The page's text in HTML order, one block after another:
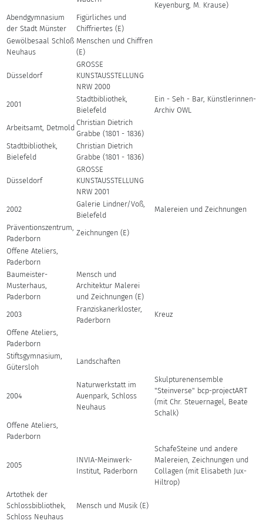
Keyenburg, M. Krause)
Abendgymnasium
der Stadt Münster
Figürliches und
Chiffriertes (E)
Gewölbesaal Schloß
Neuhaus
Menschen und Chiffren
(E)
Düsseldorf
GROSSE
KUNSTAUSSTELLUNG
NRW 2000
2001
Stadtbibliothek,
Bielefeld
Ein - Seh - Bar, Künstlerinnen-
Archiv OWL
Arbeitsamt, Detmold
Christian Dietrich
Grabbe (1801 - 1836)
Stadtbibliothek,
Bielefeld
Christian Dietrich
Grabbe (1801 - 1836)
Düsseldorf
GROSSE
KUNSTAUSSTELLUNG
NRW 2001
2002
Galerie Lindner/Voß,
Bielefeld
Malereien und Zeichnungen
Präventionszentrum,
Paderborn
Zeichnungen (E)
Offene Ateliers,
Paderborn
Baumeister-
Musterhaus,
Paderborn
Mensch und
Architektur Malerei
und Zeichnungen (E)
2003
Franziskanerkloster,
Paderborn
Kreuz
Offene Ateliers,
Paderborn
Stiftsgymnasium,
Gütersloh
Landschaften
2004
Naturwerkstatt im
Auenpark, Schloss
Neuhaus
Skulpturenensemble
"Steinverse" bcp-projectART
(mit Chr. Steuernagel, Beate
Schalk)
Offene Ateliers,
Paderborn
2005
INVIA-Meinwerk-
Institut, Paderborn
SchafeSteine und andere
Malereien, Zeichnungen und
Collagen (mit Elisabeth Jux-
Hiltrop)
Artothek der
Schlossbibliothek,
Schloss Neuhaus
Mensch und Musik (E)